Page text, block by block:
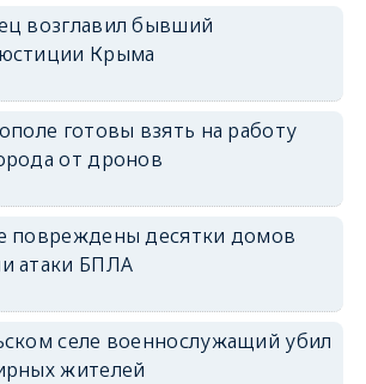
возглавил бывший
Крыма
готовы взять на работу
от дронов
повреждены десятки домов
атаки БПЛА
селе военнослужащий убил
жителей